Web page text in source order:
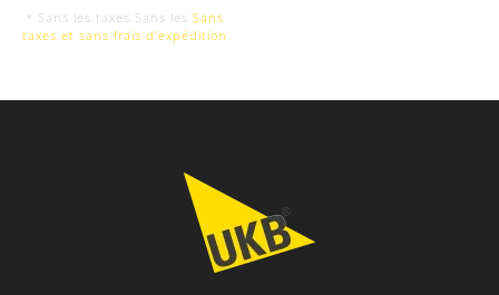
* Sans les taxes Sans les Sans
taxes et sans frais d‘expédition